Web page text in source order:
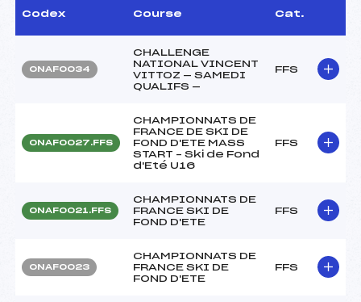
Codex Course Cat.
ONAF0034
CHALLENGE
NATIONAL VINCENT
VITTOZ — SAMEDI
QUALIFS —
FFS
ONAF0027.FFS
CHAMPIONNATS DE
FRANCE DE SKI DE
FOND D'ETE MASS
START – Ski de Fond
d'Eté U16
FFS
ONAF0021.FFS
CHAMPIONNATS DE
FRANCE SKI DE
FOND D'ETE
FFS
ONAF0023
CHAMPIONNATS DE
FRANCE SKI DE
FOND D'ETE
FFS